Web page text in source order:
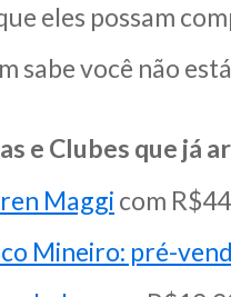
eles possam
sabe você não
e Clubes que já
Maggi com
Mineiro: pré-